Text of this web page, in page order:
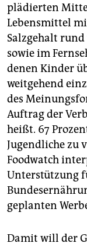
epaper login
plädierten
Lebensmittel
Salzgehalt
sowie im
denen Kinder
weitgehend
des
Auftrag der
heißt. 67
Jugendliche zu
Foodwatch
Unterstützung
geplanten
Damit will der